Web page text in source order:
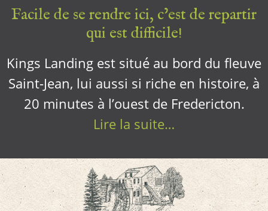
Facile de se rendre ici, c’est de repartir
qui est difficile!
Kings Landing est situé au bord du fleuve
Saint-Jean, lui aussi si riche en histoire, à
20 minutes à l’ouest de Fredericton.
Lire la suite…